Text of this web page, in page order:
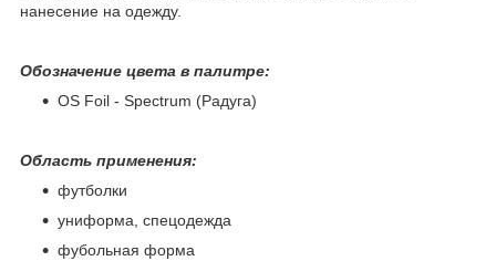
нанесение на одежду.
Обозначение цвета в палитре:
OS Foil - Spectrum (Радуга)
Область применения:
футболки
униформа, спецодежда
фубольная форма